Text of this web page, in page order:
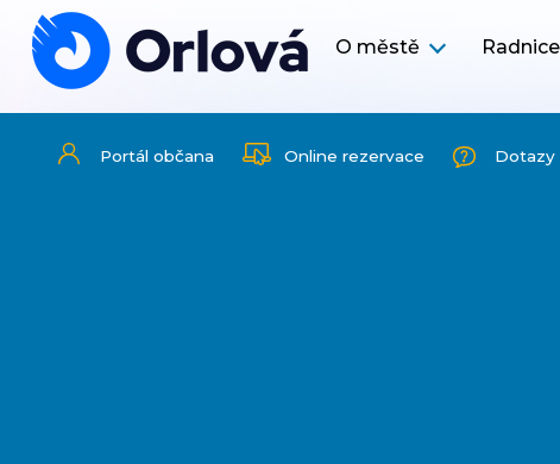
O městě Radnice
Portál občana Online rezervace Dotazy